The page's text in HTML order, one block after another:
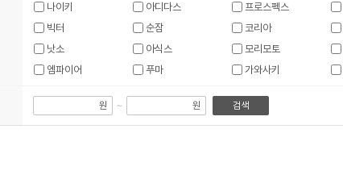
나이키 아디다스 프로스펙스
빅터
순잠 코리아
낫소
아식스 모리모토
엠파이어
푸마 가와사키
원 ~ 원 검색